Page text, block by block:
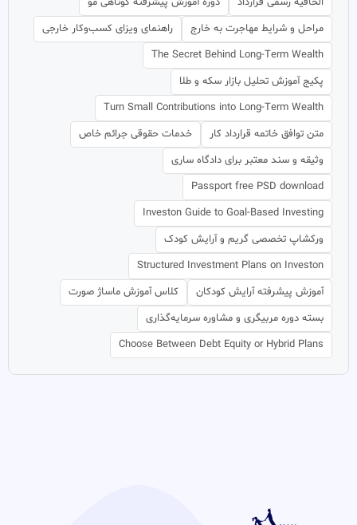
مراحل و شرایط مهاجرت به خارج
راهنمای ویزای کسب‌وکار خارجی
The Secret Behind Long-Term Wealth
پکیج آموزش تحلیل بازار سکه و طلا
Turn Small Contributions into Long-Term Wealth
متن توافق خاتمه قرارداد کار
خدمات حقوقی جرائم خاص
وثیقه و سند معتبر برای دادگاه ساری
Passport free PSD download
Investon Guide to Goal-Based Investing
ورکشاپ تخصصی گریم و آرایش کودک
Structured Investment Plans on Investon
آموزش پیشرفته آرایش کودکان
کلاس آموزش ماساژ صورت
بسته دوره مربیگری و مشاوره سرمایه‌گذاری
Choose Between Debt Equity or Hybrid Plans